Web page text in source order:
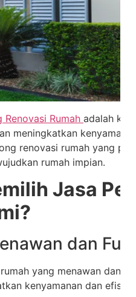
Rumah adalah
meningkatkan
renovasi rumah yang
rumah impian.
Jasa
dan
yang menawan dan
kenyamanan dan